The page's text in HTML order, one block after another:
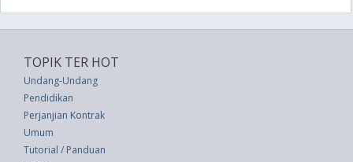
TOPIK TER HOT
Undang-Undang
Pendidikan
Perjanjian Kontrak
Umum
Tutorial / Panduan